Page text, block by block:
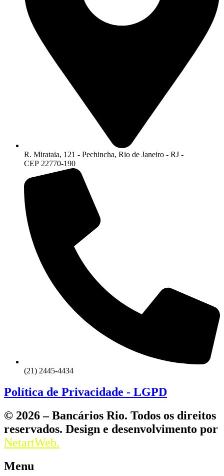
R. Mirataia, 121 - Pechincha, Rio de Janeiro - RJ -
CEP 22770-190
(21) 2445-4434
Política de Privacidade - LGPD
© 2026 – Bancários Rio. Todos os direitos
reservados. Design e desenvolvimento por
NetartWeb.
Menu